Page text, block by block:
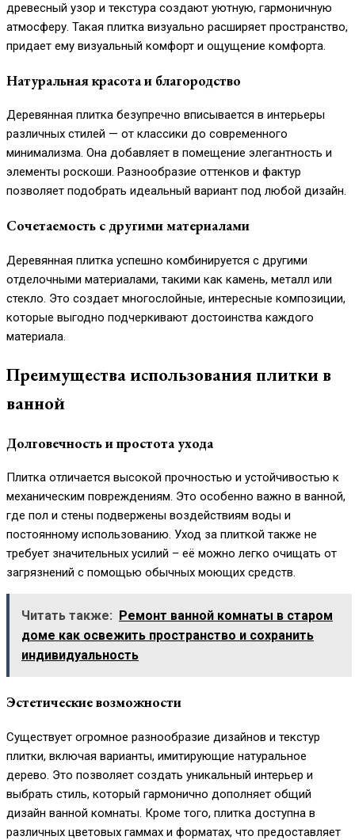
древесный узор и текстура создают уютную, гармоничную
атмосферу. Такая плитка визуально расширяет пространство,
придает ему визуальный комфорт и ощущение комфорта.
Натуральная красота и благородство
Деревянная плитка безупречно вписывается в интерьеры
различных стилей — от классики до современного
минимализма. Она добавляет в помещение элегантность и
элементы роскоши. Разнообразие оттенков и фактур
позволяет подобрать идеальный вариант под любой дизайн.
Сочетаемость с другими материалами
Деревянная плитка успешно комбинируется с другими
отделочными материалами, такими как камень, металл или
стекло. Это создает многослойные, интересные композиции,
которые выгодно подчеркивают достоинства каждого
материала.
Преимущества использования плитки в
ванной
Долговечность и простота ухода
Плитка отличается высокой прочностью и устойчивостью к
механическим повреждениям. Это особенно важно в ванной,
где пол и стены подвержены воздействиям воды и
постоянному использованию. Уход за плиткой также не
требует значительных усилий – её можно легко очищать от
загрязнений с помощью обычных моющих средств.
Читать также:
Ремонт ванной комнаты в старом
доме как освежить пространство и сохранить
индивидуальность
Эстетические возможности
Существует огромное разнообразие дизайнов и текстур
плитки, включая варианты, имитирующие натуральное
дерево. Это позволяет создать уникальный интерьер и
выбрать стиль, который гармонично дополняет общий
дизайн ванной комнаты. Кроме того, плитка доступна в
различных цветовых гаммах и форматах, что предоставляет